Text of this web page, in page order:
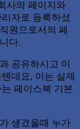
사의 페이지와
자로 등록하셨
원으로서의 페
다.
공유하시고 이
데요, 이는 실제
페이스북 기본
생겼을때 누가